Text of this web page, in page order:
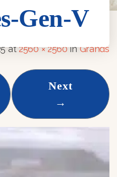
Gen-V
V
at2560 × 2560inGrands
Next
→